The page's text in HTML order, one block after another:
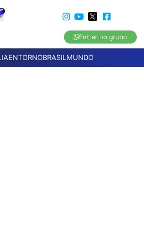
Entrar no grupo
ENTORNOBRASILMUNDO